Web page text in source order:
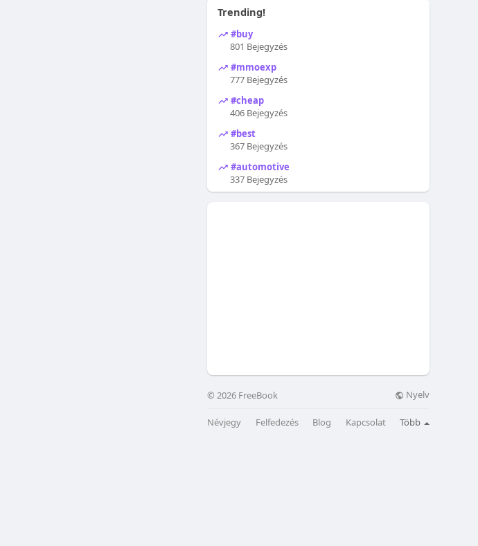
Trending!
#buy
801 Bejegyzés
#mmoexp
777 Bejegyzés
#cheap
406 Bejegyzés
#best
367 Bejegyzés
#automotive
337 Bejegyzés
© 2026 FreeBook Nyelv
Névjegy Felfedezés Blog Kapcsolat Több